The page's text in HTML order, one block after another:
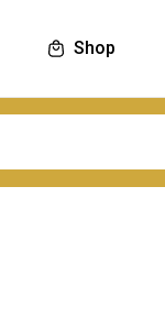
Shop